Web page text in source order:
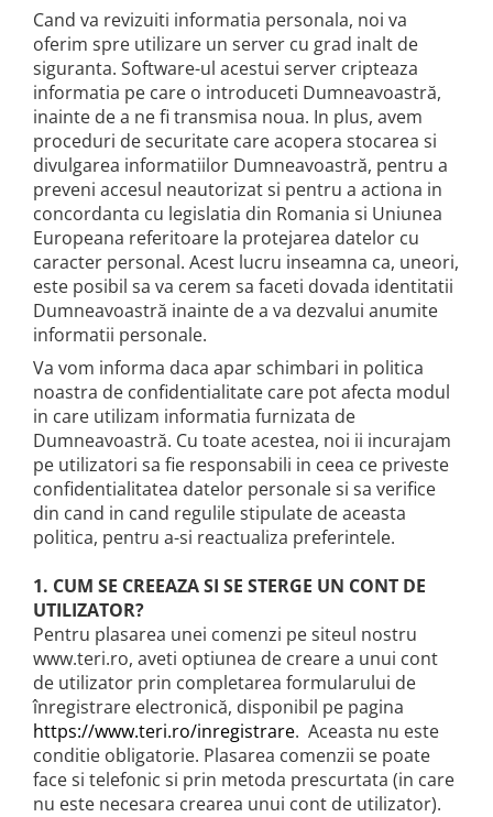
Cand va revizuiti informatia personala, noi va
oferim spre utilizare un server cu grad inalt de
siguranta. Software-ul acestui server cripteaza
informatia pe care o introduceti Dumneavoastră,
inainte de a ne fi transmisa noua. In plus, avem
proceduri de securitate care acopera stocarea si
divulgarea informatiilor Dumneavoastră, pentru a
preveni accesul neautorizat si pentru a actiona in
concordanta cu legislatia din Romania si Uniunea
Europeana referitoare la protejarea datelor cu
caracter personal. Acest lucru inseamna ca, uneori,
este posibil sa va cerem sa faceti dovada identitatii
Dumneavoastră inainte de a va dezvalui anumite
informatii personale.
Va vom informa daca apar schimbari in politica
noastra de confidentialitate care pot afecta modul
in care utilizam informatia furnizata de
Dumneavoastră. Cu toate acestea, noi ii incurajam
pe utilizatori sa fie responsabili in ceea ce priveste
confidentialitatea datelor personale si sa verifice
din cand in cand regulile stipulate de aceasta
politica, pentru a-si reactualiza preferintele.
1. CUM SE CREEAZA SI SE STERGE UN CONT DE
UTILIZATOR?
Pentru plasarea unei comenzi pe siteul nostru
www.teri.ro, aveti optiunea de creare a unui cont
de utilizator prin completarea formularului de
înregistrare electronică, disponibil pe pagina
https://www.teri.ro/inregistrare. Aceasta nu este
conditie obligatorie. Plasarea comenzii se poate
face si telefonic si prin metoda prescurtata (in care
nu este necesara crearea unui cont de utilizator).